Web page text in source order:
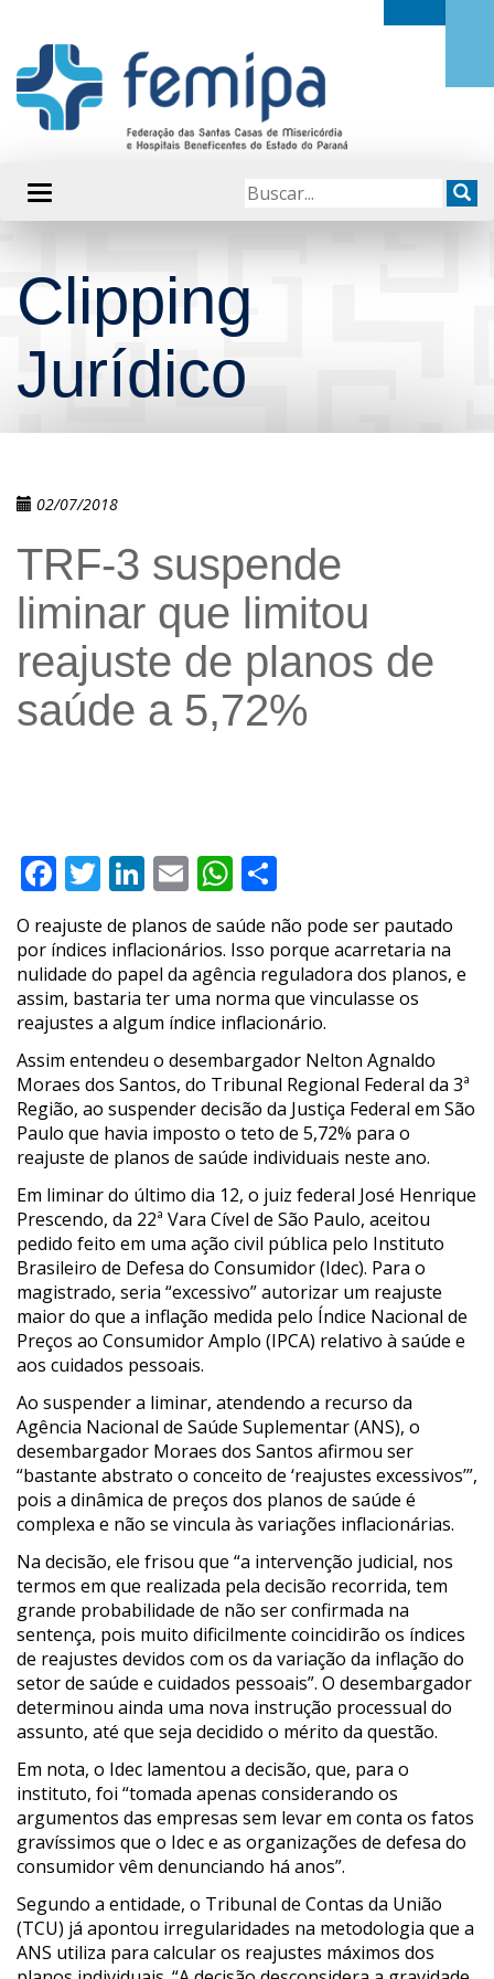
Clipping
Jurídico
02/07/2018
TRF-3 suspende
liminar que limitou
reajuste de planos de
saúde a 5,72%
Facebook
Twitter
LinkedIn
EmailWhatsApp
O reajuste de planos de saúde não pode ser pautado
por índices inflacionários. Isso porque acarretaria na
nulidade do papel da agência reguladora dos planos, e
assim, bastaria ter uma norma que vinculasse os
reajustes a algum índice inflacionário.
Assim entendeu o desembargador Nelton Agnaldo
Moraes dos Santos, do Tribunal Regional Federal da 3ª
Região, ao suspender decisão da Justiça Federal em São
Paulo que havia imposto o teto de 5,72% para o
reajuste de planos de saúde individuais neste ano.
Em liminar do último dia 12, o juiz federal José Henrique
Prescendo, da 22ª Vara Cível de São Paulo, aceitou
pedido feito em uma ação civil pública pelo Instituto
Brasileiro de Defesa do Consumidor (Idec). Para o
magistrado, seria “excessivo” autorizar um reajuste
maior do que a inflação medida pelo Índice Nacional de
Preços ao Consumidor Amplo (IPCA) relativo à saúde e
aos cuidados pessoais.
Ao suspender a liminar, atendendo a recurso da
Agência Nacional de Saúde Suplementar (ANS), o
desembargador Moraes dos Santos afirmou ser
“bastante abstrato o conceito de ‘reajustes excessivos’”,
pois a dinâmica de preços dos planos de saúde é
complexa e não se vincula às variações inflacionárias.
Na decisão, ele frisou que “a intervenção judicial, nos
termos em que realizada pela decisão recorrida, tem
grande probabilidade de não ser confirmada na
sentença, pois muito dificilmente coincidirão os índices
de reajustes devidos com os da variação da inflação do
setor de saúde e cuidados pessoais”. O desembargador
determinou ainda uma nova instrução processual do
assunto, até que seja decidido o mérito da questão.
Em nota, o Idec lamentou a decisão, que, para o
instituto, foi “tomada apenas considerando os
argumentos das empresas sem levar em conta os fatos
gravíssimos que o Idec e as organizações de defesa do
consumidor vêm denunciando há anos”.
Segundo a entidade, o Tribunal de Contas da União
(TCU) já apontou irregularidades na metodologia que a
ANS utiliza para calcular os reajustes máximos dos